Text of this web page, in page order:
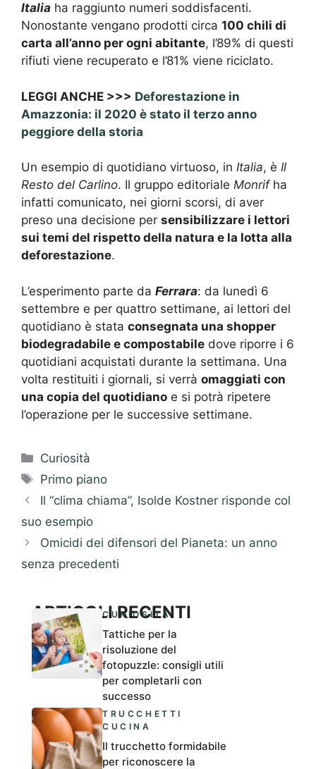
Italia ha raggiunto numeri soddisfacenti.
Nonostante vengano prodotti circa 100 chili di
carta all’anno per ogni abitante, l’89% di questi
rifiuti viene recuperato e l’81% viene riciclato.
LEGGI ANCHE >>> Deforestazione in
Amazzonia: il 2020 è stato il terzo anno
peggiore della storia
Un esempio di quotidiano virtuoso, in Italia, è Il
Resto del Carlino. Il gruppo editoriale Monrifha
infatti comunicato, nei giorni scorsi, di aver
preso una decisione per sensibilizzare i lettori
sui temi del rispetto della natura e la lotta alla
deforestazione.
L’esperimento parte da Ferrara: da lunedì 6
settembre e per quattro settimane, ai lettori del
quotidiano è stata consegnata una shopper
biodegradabile e compostabile dove riporre i 6
quotidiani acquistati durante la settimana. Una
volta restituiti i giornali, si verrà omaggiati con
una copia del quotidiano e si potrà ripetere
l’operazione per le successive settimane.
Categorie
Curiosità
Tag
Primo piano
Il “clima chiama”, Isolde Kostner risponde col
suo esempio
Omicidi dei difensori del Pianeta: un anno
senza precedenti
ARTICOLI RECENTI
CURIOSITÀ
Tattiche per la
risoluzione del
fotopuzzle: consigli utili
per completarli con
successo
TRUCCHETTI
CUCINA
Il trucchetto formidabile
per riconoscere la